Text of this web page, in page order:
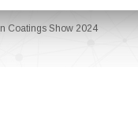
Coatings Show 2024